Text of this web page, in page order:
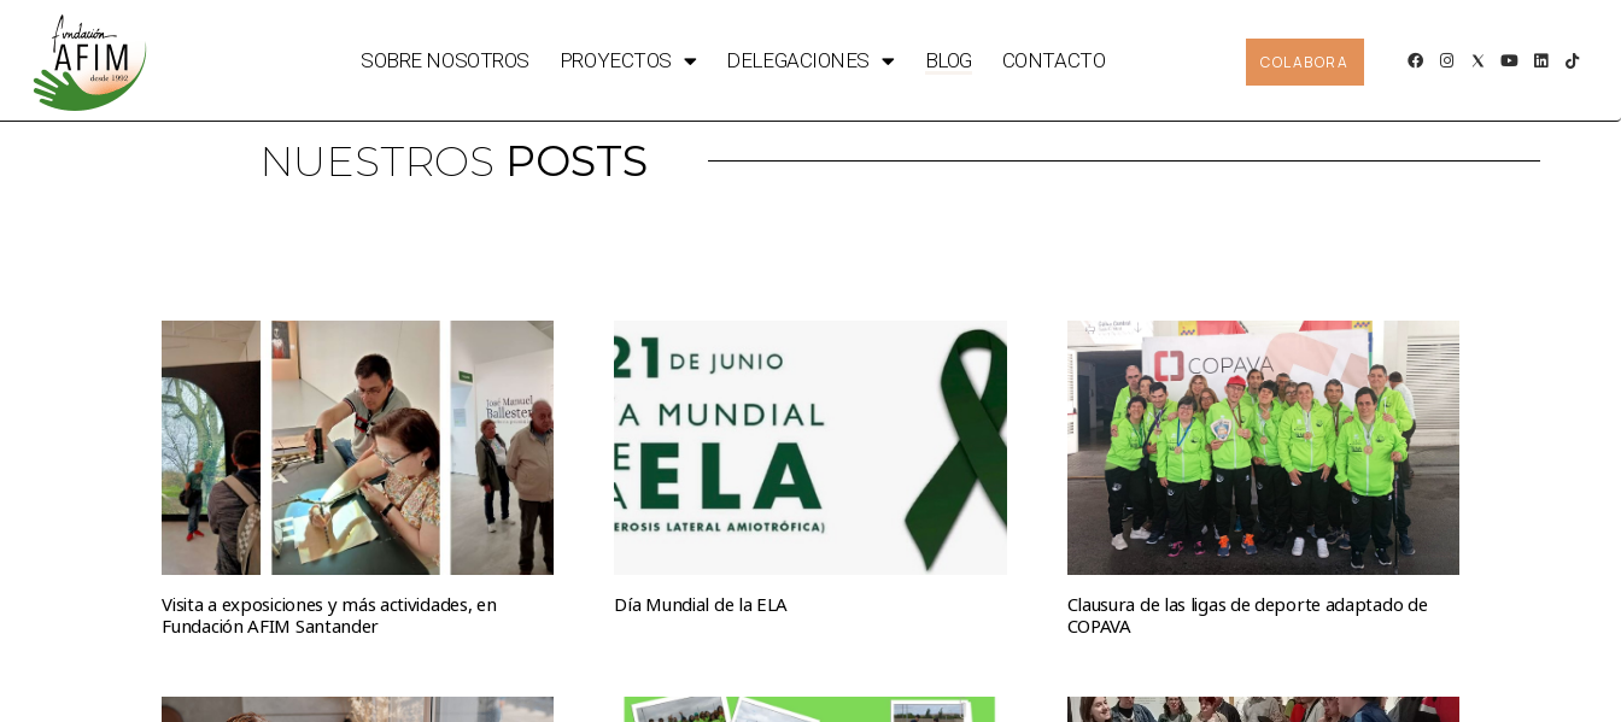
SOBRE NOSOTROS PROYECTOS DELEGACIONES BLOG CONTACTO COLABORA
NUESTROS POSTS
Visita a exposiciones y más actividades, en
Fundación AFIM Santander
Día Mundial de la ELA
Clausura de las ligas de deporte adaptado de
COPAVA